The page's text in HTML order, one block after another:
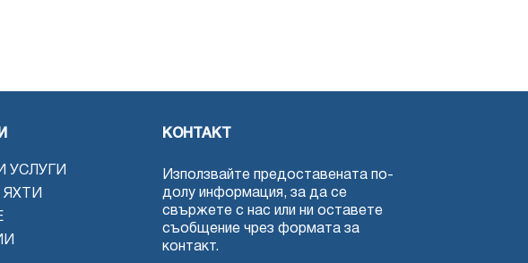
УСЛУГИ
ЯХТИ
КОНТАКТ
Използвайте предоставената по-
долу информация, за да се
свържете с нас или ни оставете
съобщение чрез формата за
контакт.